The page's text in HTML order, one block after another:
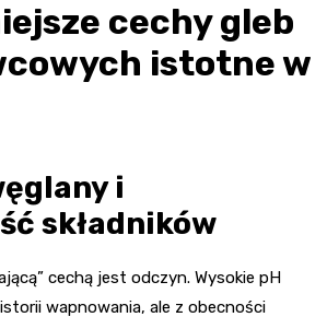
cechy gleb
istotne w
i
składników
cechą jest odczyn. Wysokie pH
wapnowania, ale z obecności